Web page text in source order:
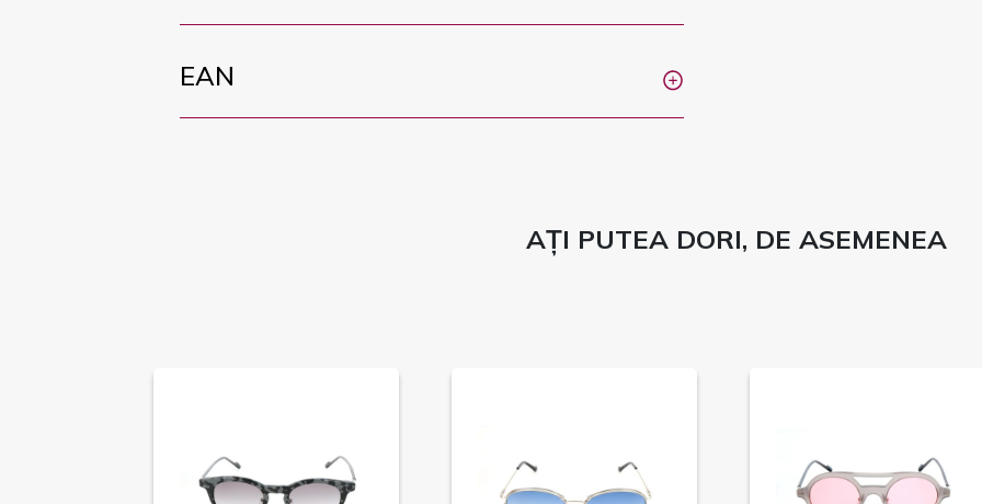
EAN
AȚI PUTEA DORI, DE ASEMENEA